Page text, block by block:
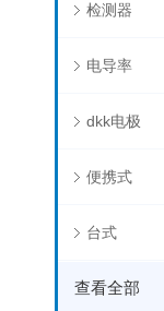
检测器
电导率
dkk电极
便携式
台式
查看全部